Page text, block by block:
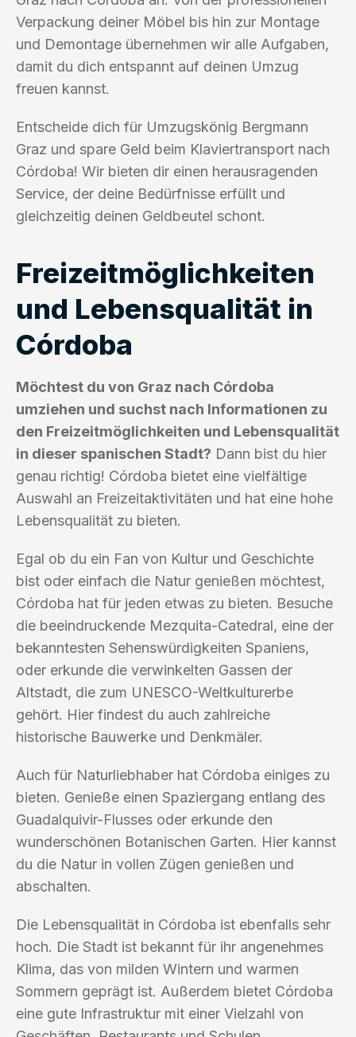
Verpackung deiner Möbel bis hin zur Montage
und Demontage übernehmen wir alle Aufgaben,
damit du dich entspannt auf deinen Umzug
freuen kannst.
Entscheide dich für Umzugskönig Bergmann
Graz und spare Geld beim Klaviertransport nach
Córdoba! Wir bieten dir einen herausragenden
Service, der deine Bedürfnisse erfüllt und
gleichzeitig deinen Geldbeutel schont.
Freizeitmöglichkeiten
und Lebensqualität in
Córdoba
Möchtest du von Graz nach Córdoba
umziehen und suchst nach Informationen zu
den Freizeitmöglichkeiten und Lebensqualität
in dieser spanischen Stadt? Dann bist du hier
genau richtig! Córdoba bietet eine vielfältige
Auswahl an Freizeitaktivitäten und hat eine hohe
Lebensqualität zu bieten.
Egal ob du ein Fan von Kultur und Geschichte
bist oder einfach die Natur genießen möchtest,
Córdoba hat für jeden etwas zu bieten. Besuche
die beeindruckende Mezquita-Catedral, eine der
bekanntesten Sehenswürdigkeiten Spaniens,
oder erkunde die verwinkelten Gassen der
Altstadt, die zum UNESCO-Weltkulturerbe
gehört. Hier findest du auch zahlreiche
historische Bauwerke und Denkmäler.
Auch für Naturliebhaber hat Córdoba einiges zu
bieten. Genieße einen Spaziergang entlang des
Guadalquivir-Flusses oder erkunde den
wunderschönen Botanischen Garten. Hier kannst
du die Natur in vollen Zügen genießen und
abschalten.
Die Lebensqualität in Córdoba ist ebenfalls sehr
hoch. Die Stadt ist bekannt für ihr angenehmes
Klima, das von milden Wintern und warmen
Sommern geprägt ist. Außerdem bietet Córdoba
eine gute Infrastruktur mit einer Vielzahl von